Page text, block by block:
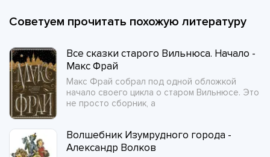
Советуем прочитать похожую литературу
Все сказки старого Вильнюса. Начало -
Макс Фрай
Макс Фрай собрал под одной обложкой
начало своего цикла о старом Вильнюсе. Это
не просто сборник, а
Волшебник Изумрудного города -
Александр Волков